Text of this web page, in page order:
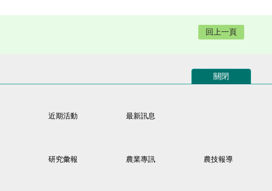
回上一頁
關閉
近期活動 最新訊息
研究彙報 農業專訊 農技報導